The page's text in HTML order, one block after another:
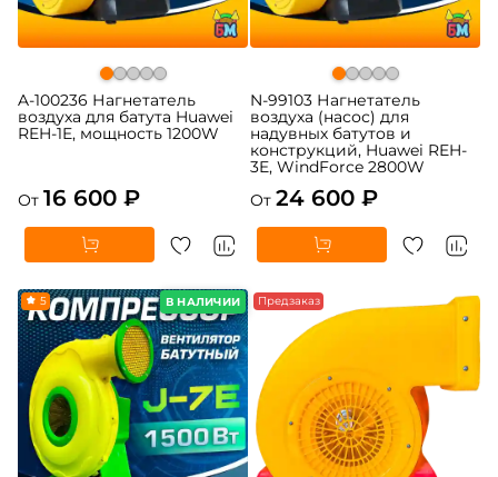
A-100236 Нагнетатель
воздуха для батута Huawei
REH-1E, мощность 1200W
От 16 600 ₽
N-99103 Нагнетатель
воздуха (насос) для
надувных батутов и
конструкций, Huawei REH-
3E, WindForce 2800W
От 24 600 ₽
В НАЛИЧИИ
5 Предзаказ